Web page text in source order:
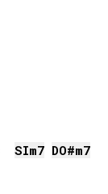
SIm7 DO#m7